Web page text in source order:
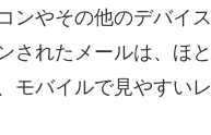
ンやその他のデバイ
されたメールは、ほ
モバイルで見やすい